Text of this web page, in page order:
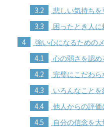
3.2 悲しい気持ちを
3.3 困ったとき人
4 強い心になるための
4.1 心の弱さを認め
4.2 完璧にこだわら
4.3 いろんなことを
4.4 他人からの評
4.5 自分の信念を大